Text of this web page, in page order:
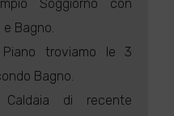
Soggiorno con
Bagno.
troviamo le 3
Bagno.
Caldaia di recente